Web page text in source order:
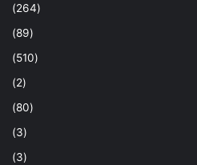
(264)
(89)
(510)
(2)
(80)
(3)
(3)